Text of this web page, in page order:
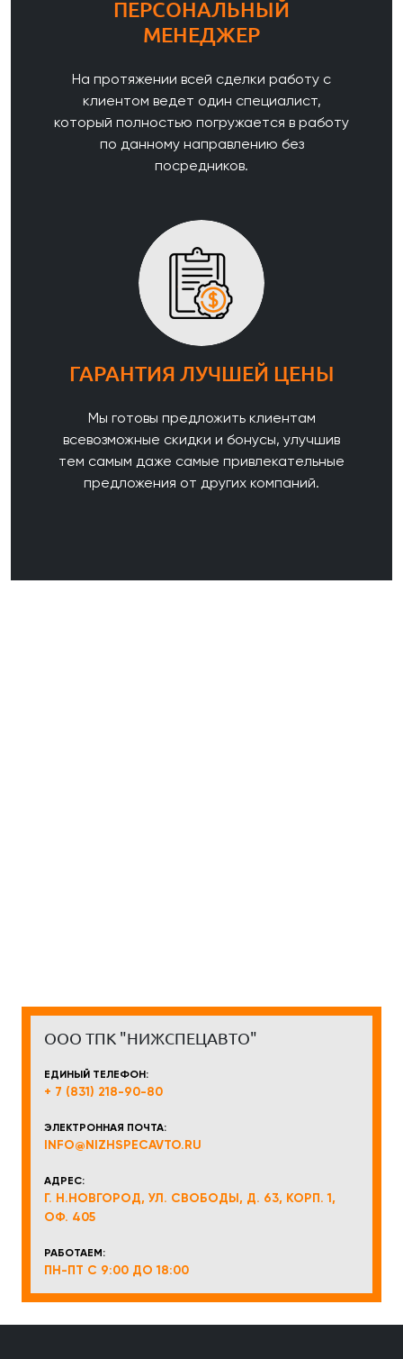
ПЕРСОНАЛЬНЫЙ
МЕНЕДЖЕР
На протяжении всей сделки работу с
клиентом ведет один специалист,
который полностью погружается в работу
по данному направлению без
посредников.
ГАРАНТИЯ ЛУЧШЕЙ ЦЕНЫ
Мы готовы предложить клиентам
всевозможные скидки и бонусы, улучшив
тем самым даже самые привлекательные
предложения от других компаний.
ООО ТПК "НИЖСПЕЦАВТО"
ЕДИНЫЙ ТЕЛЕФОН:
+ 7 (831) 218-90-80
ЭЛЕКТРОННАЯ ПОЧТА:
INFO@NIZHSPECAVTO.RU
АДРЕС:
Г. Н.НОВГОРОД, УЛ. СВОБОДЫ, Д. 63, КОРП. 1,
ОФ. 405
РАБОТАЕМ:
ПН-ПТ С 9:00 ДО 18:00